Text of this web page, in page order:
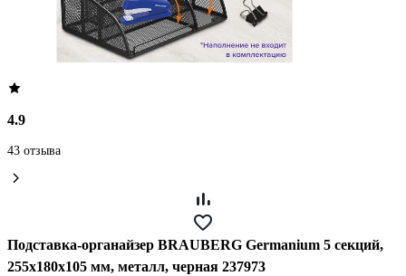
4.9
43 отзыва
Подставка-органайзер BRAUBERG Germanium 5 секций,
255x180x105 мм, металл, черная 237973